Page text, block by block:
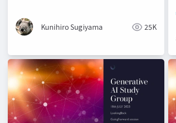
Kunihiro Sugiyama 25K